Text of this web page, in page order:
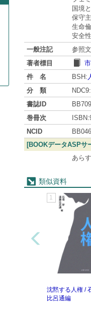
国境
保守
生命
安全
一般注記
参照
著者標目
件 名
BSH:
分 類
NDC9:
書誌ID
巻冊次
NCID
[BOOKデータASPサ
あら
類似資料
1
沈黙する人権 /
比呂通編